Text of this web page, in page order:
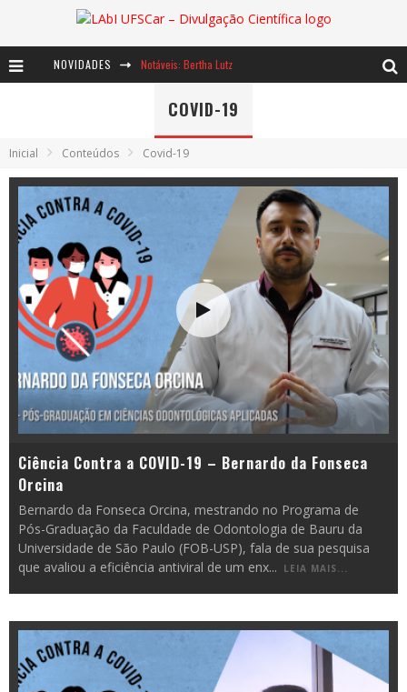
NOVIDADES Notáveis: Bertha Lutz
Ents: a voz das florestas
COVID-19
Inicial Conteúdos Covid-19
Ciência Contra a COVID-19 – Bernardo da Fonseca
Orcina
Bernardo da Fonseca Orcina, mestrando no Programa de
Pós-Graduação da Faculdade de Odontologia de Bauru da
Universidade de São Paulo (FOB-USP), fala de sua pesquisa
que avaliou a eficiência antiviral de um enx... LEIA MAIS...